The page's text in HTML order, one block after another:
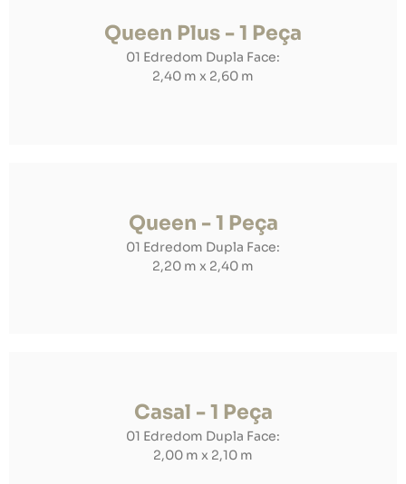
Queen Plus - 1 Peça
01 Edredom Dupla Face:
2,40 m x 2,60 m
Queen - 1 Peça
01 Edredom Dupla Face:
2,20 m x 2,40 m
Casal - 1 Peça
01 Edredom Dupla Face:
2,00 m x 2,10 m